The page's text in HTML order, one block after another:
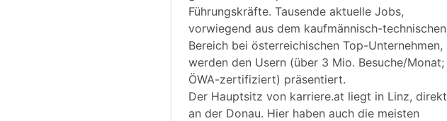
Führungskräfte. Tausende aktuelle Jobs,
vorwiegend aus dem kaufmännisch-technischen
Bereich bei österreichischen Top-Unternehmen,
werden den Usern (über 3 Mio. Besuche/Monat;
ÖWA-zertifiziert) präsentiert.
Der Hauptsitz von karriere.at liegt in Linz, direkt
an der Donau. Hier haben auch die meisten